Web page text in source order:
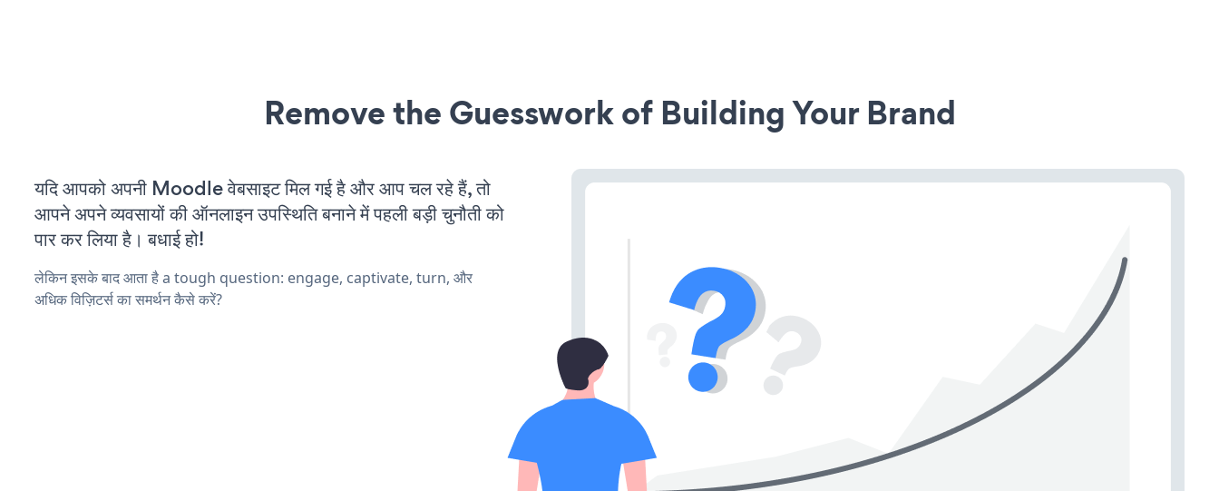
Remove the Guesswork of Building Your Brand
यदि आपको अपनी Moodle वेबसाइट मिल गई है और आप चल रहे हैं, तो
आपने अपने व्यवसायों की ऑनलाइन उपस्थिति बनाने में पहली बड़ी चुनौती को
पार कर लिया है। बधाई हो!
लेकिन इसके बाद आता है a tough question: engage, captivate, turn, और
अधिक विज़िटर्स का समर्थन कैसे करें?